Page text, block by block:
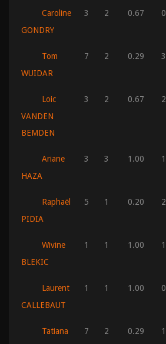
Caroline
GONDRY
3 2 0.67 0
Tom
WUIDAR
7 2 0.29 3
Loic
VANDEN
BEMDEN
3 2 0.67 2
Ariane
HAZA
3 3 1.00 1
Raphaël
PIDIA
5 1 0.20 2
Wivine
BLEKIC
1 1 1.00 1
Laurent
CALLEBAUT
1 1 1.00 0
Tatiana
7 2 0.29 1